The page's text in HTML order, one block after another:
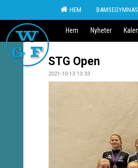
HEM
Hem Nyheter
STG Open
2021-10-13 13:33